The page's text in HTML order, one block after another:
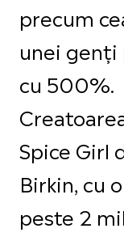
precum
unei genți
cu 500%.
Spice Girl
Birkin, cu
peste 2